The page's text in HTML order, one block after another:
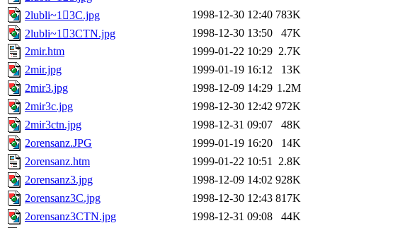
2lubli~13C.jpg
1998-12-30 12:40 783K
2lubli~13CTN.jpg
1998-12-30 13:50
47K
2mir.htm
1999-01-22 10:29 2.7K
2mir.jpg
1999-01-19 16:12
13K
2mir3.jpg
1998-12-09 14:29 1.2M
2mir3c.jpg
1998-12-30 12:42 972K
2mir3ctn.jpg
1998-12-31 09:07
48K
2orensanz.JPG
1999-01-19 16:20
14K
2orensanz.htm
1999-01-22 10:51 2.8K
2orensanz3.jpg
1998-12-09 14:02 928K
2orensanz3C.jpg
1998-12-30 12:43 817K
2orensanz3CTN.jpg
1998-12-31 09:08
44K